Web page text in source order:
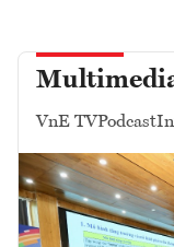
VnE TVPodcast